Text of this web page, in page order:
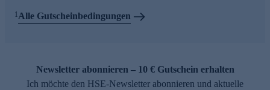
1 Alle Gutscheinbedingungen
Newsletter abonnieren – 10 € Gutschein erhalten
Ich möchte den HSE-Newsletter abonnieren und aktuelle